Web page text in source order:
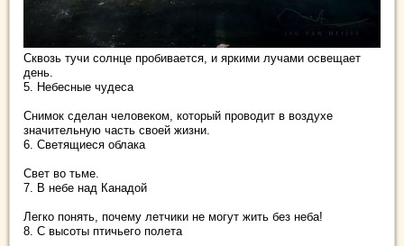
Сквозь тучи солнце пробивается, и яркими лучами освещает
день.
5. Небесные чудеса
Снимок сделан человеком, который проводит в воздухе
значительную часть своей жизни.
6. Светящиеся облака
Свет во тьме.
7. В небе над Канадой
Легко понять, почему летчики не могут жить без неба!
8. С высоты птичьего полета